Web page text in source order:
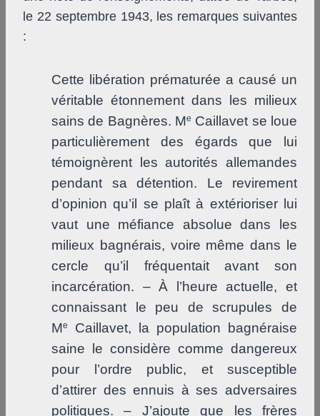
le 22 septembre 1943, les remarques suivantes
:
Cette libération prématurée a causé un
véritable étonnement dans les milieux
sains de Bagnères. Me Caillavet se loue
particulièrement des égards que lui
témoignèrent les autorités allemandes
pendant sa détention. Le revirement
d’opinion qu’il se plaît à extérioriser lui
vaut une méfiance absolue dans les
milieux bagnérais, voire même dans le
cercle qu’il fréquentait avant son
incarcération. – À l’heure actuelle, et
connaissant le peu de scrupules de
Me
Caillavet, la population bagnéraise
saine le considère comme dangereux
pour l’ordre public, et susceptible
d’attirer des ennuis à ses adversaires
politiques. – J’ajoute que les frères